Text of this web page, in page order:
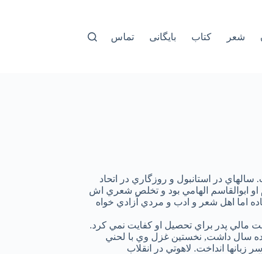
شعر کتاب بایگانی تماس
در استانبول و روزگاري در اتحاد
مسکو اتفاق افتاد. نام او ابوالقاسم الهامي بود و تخلص شعري اش
پدرش کشاورزي ساده اما اهل شعر و ادب و مردي آزادي خواه
مالي پدر براي تحصيل او کفايت نمي کرد.
سال داشت, نخستين غزل وي با لحني
زبانها انداخت. لاهوتي در انقلاب